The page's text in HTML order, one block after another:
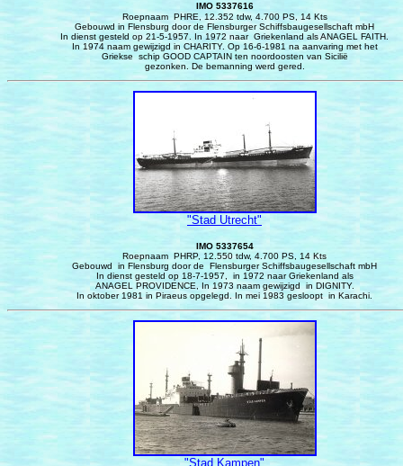
IMO 5337616
Roepnaam PHRE, 12.352 tdw, 4.700 PS, 14 Kts
Gebouwd in Flensburg door de Flensburger Schiffsbaugesellschaft mbH
In dienst gesteld op 21-5-1957. In 1972 naar Griekenland als ANAGEL FAITH.
In 1974 naam gewijzigd in CHARITY. Op 16-6-1981 na aanvaring met het
Griekse schip GOOD CAPTAIN ten noordoosten van Sicilië
gezonken. De bemanning werd gered.
"Stad Utrecht"
IMO 5337654
Roepnaam PHRP, 12.550 tdw, 4.700 PS, 14 Kts
Gebouwd in Flensburg door de Flensburger Schiffsbaugesellschaft mbH
In dienst gesteld op 18-7-1957, in 1972 naar Griekenland als
ANAGEL PROVIDENCE, In 1973 naam gewijzigd in DIGNITY.
In oktober 1981 in Piraeus opgelegd. In mei 1983 gesloopt in Karachi.
"Stad Kampen"